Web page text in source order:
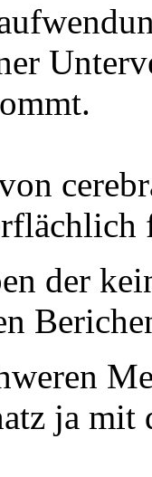
der
ja mit